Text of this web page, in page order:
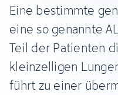
Eine bestimmte
eine so genannte
Teil der Patienten
kleinzelligen
führt zu einer